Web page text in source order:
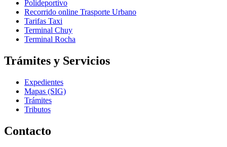
Polideportivo
Recorrido online Trasporte Urbano
Tarifas Taxi
Terminal Chuy
Terminal Rocha
Trámites y Servicios
Expedientes
Mapas (SIG)
Trámites
Tributos
Contacto